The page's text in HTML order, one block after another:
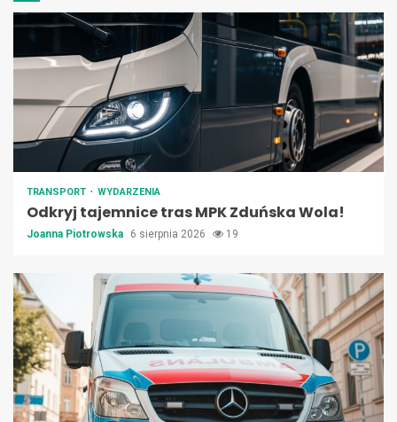
TRANSPORT WYDARZENIA
Odkryj tajemnice tras MPK Zduńska Wola!
Joanna Piotrowska 6 sierpnia 2026 19